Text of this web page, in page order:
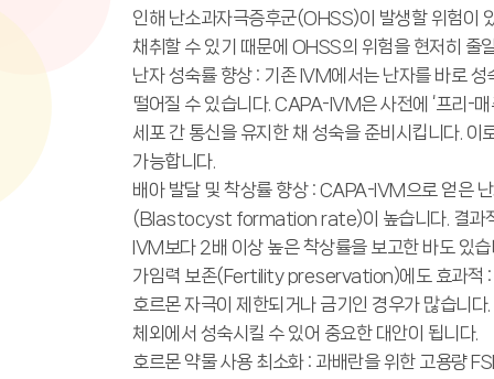
인해 난소과자극증후군(OHSS)이 발생할 위험이
채취할 수 있기 때문에 OHSS의 위험을 현저히 줄
난자 성숙률 향상 : 기존 IVM에서는 난자를 바로
떨어질 수 있습니다. CAPA-IVM은 사전에 ‘프
세포 간 통신을 유지한 채 성숙을 준비시킵니다.
가능합니다.
배아 발달 및 착상률 향상 : CAPA-IVM으로 얻은
(Blastocyst formation rate)이 높습니다. 결과적
IVM보다 2배 이상 높은 착상률을 보고한 바도 있습
가임력 보존(Fertility preservation)에도 효과적 :
호르몬 자극이 제한되거나 금기인 경우가 많습니
체외에서 성숙시킬 수 있어 중요한 대안이 됩니다.
호르몬 약물 사용 최소화 : 과배란을 위한 고용량